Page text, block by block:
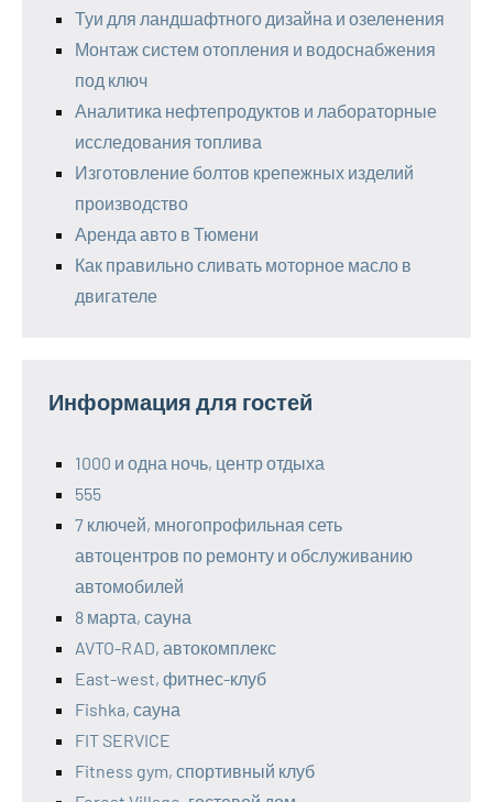
Туи для ландшафтного дизайна и озеленения
Монтаж систем отопления и водоснабжения
под ключ
Аналитика нефтепродуктов и лабораторные
исследования топлива
Изготовление болтов крепежных изделий
производство
Аренда авто в Тюмени
Как правильно сливать моторное масло в
двигателе
Информация для гостей
1000 и одна ночь, центр отдыха
555
7 ключей, многопрофильная сеть
автоцентров по ремонту и обслуживанию
автомобилей
8 марта, сауна
AVTO-RAD, автокомплекс
East-west, фитнес-клуб
Fishka, сауна
FIT SERVICE
Fitness gym, спортивный клуб